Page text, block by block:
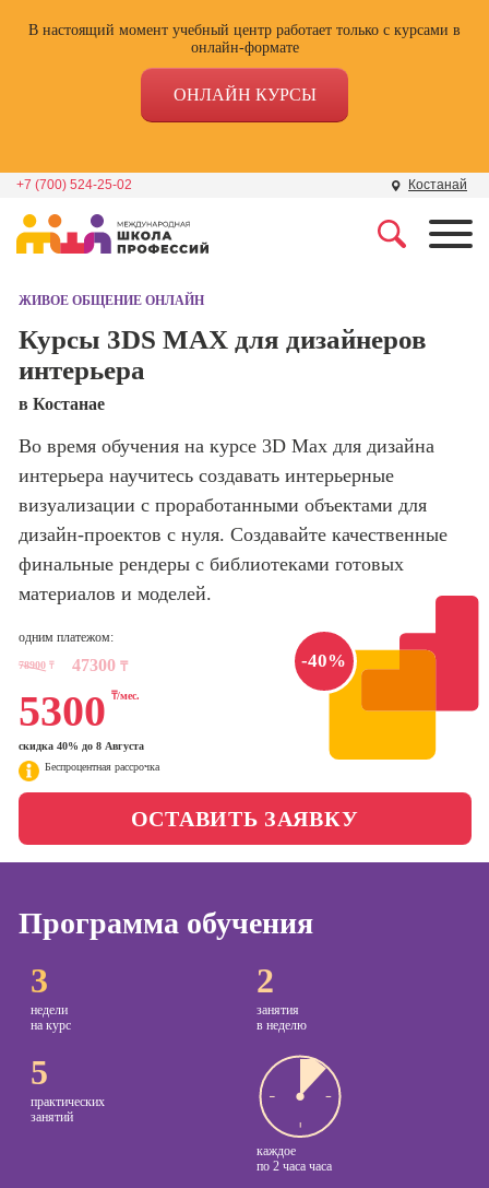
В настоящий момент учебный центр работает только с курсами в
онлайн-формате
ОНЛАЙН КУРСЫ
+7 (700) 524-25-02 Костанай
Школа дизайна
Школа нейросетей и
Школа психологии
Школа актерского
мастерства
управления
Фотошкола
Школа медиа
Онлайн-обучение
Специалист по
поисковой
сайтов)
Профессия
Интернет-
Профессия
маркетингу в
социальных
сетях (SMM-
менеджер)
Профессия
таргетингу
Курсы
ЖИВОЕ ОБЩЕНИЕ ОНЛАЙН
Курсы 3DS MAX для дизайнеров
интерьера
в Костанае
Во время обучения на курсе 3D Max для дизайна
интерьера научитесь создавать интерьерные
визуализации с проработанными объектами для
дизайн-проектов с нуля. Создавайте качественные
финальные рендеры с библиотеками готовых
материалов и моделей.
-40%
одним платежом:
78900 ₸ 47300 ₸
5300 ₸/мес.
скидка 40% до 8 Августа
Беспроцентная рассрочка
ОСТАВИТЬ ЗАЯВКУ
Программа обучения
3
недели
на курс
2
занятия
в неделю
5
практических
занятий
каждое
по 2 часа часа